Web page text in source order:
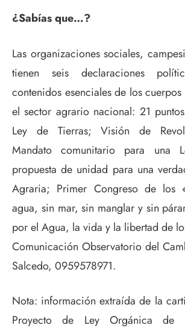
¿Sabías que…?
Las organizaciones sociales,
tienen seis declaraciones
contenidos esenciales de los
el sector agrario nacional: 21
Ley de Tierras; Visión de
Mandato comunitario para una
propuesta de unidad para una
Agraria; Primer Congreso de los
agua, sin mar, sin manglar y sin
por el Agua, la vida y la libertad de
Comunicación Observatorio del
Salcedo, 0959578971.
Nota: información extraída de la
Proyecto de Ley Orgánica de